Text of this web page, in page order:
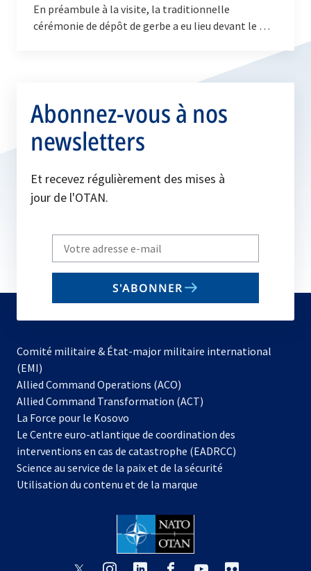
En préambule à la visite, la traditionnelle
cérémonie de dépôt de gerbe a eu lieu devant le Mur
Abonnez-vous à nos
newsletters
Et recevez régulièrement des mises à
jour de l'OTAN.
Write
your
email
S'ABONNER
Comité militaire & État-major militaire international
(EMI)
Allied Command Operations (ACO)
Allied Command Transformation (ACT)
La Force pour le Kosovo
dans
un
nouvel
onglet
Le Centre euro-atlantique de coordination des
interventions en cas de catastrophe (EADRCC)
Science au service de la paix et de la sécurité
Utilisation du contenu et de la marque
s’ouvres’ouvres’ouvres’ouvres’ouvres’ouvre